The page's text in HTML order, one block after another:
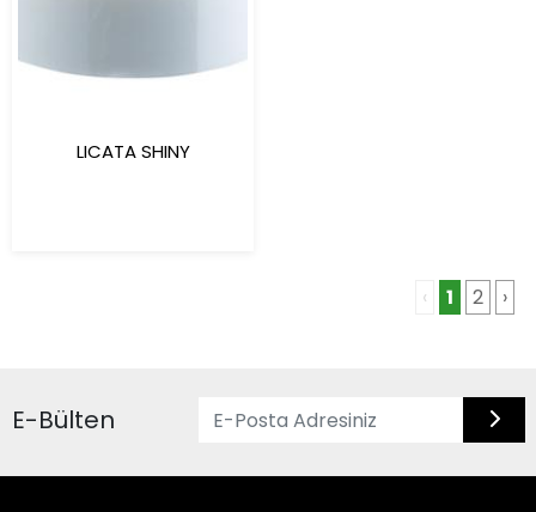
LICATA SHINY
‹ 1 2 ›
E-Bülten